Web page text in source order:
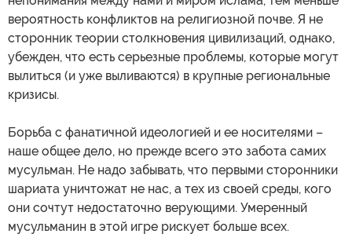
вероятность конфликтов на религиозной почве. Я не
сторонник теории столкновения цивилизаций, однако,
убежден, что есть серьезные проблемы, которые могут
вылиться (и уже выливаются) в крупные региональные
кризисы.
Борьба с фанатичной идеологией и ее носителями –
наше общее дело, но прежде всего это забота самих
мусульман. Не надо забывать, что первыми сторонники
шариата уничтожат не нас, а тех из своей среды, кого
они сочтут недостаточно верующими. Умеренный
мусульманин в этой игре рискует больше всех.